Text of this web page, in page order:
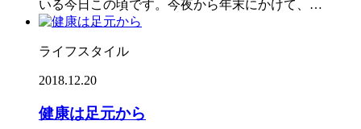
いる今日この頃です。今夜から年末にかけて、…
ライフスタイル
2018.12.20
健康は足元から